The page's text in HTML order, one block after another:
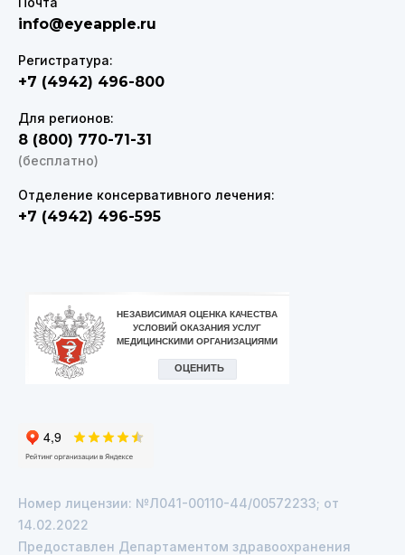
info@eyeapple.ru
Регистратура:
+7 (4942) 496-800
Для регионов:
8 (800) 770-71-31
(бесплатно)
Отделение консервативного лечения:
+7 (4942) 496-595
Номер лицензии: №Л041-00110-44/00572233; от
14.02.2022
Предоставлен Департаментом здравоохранения